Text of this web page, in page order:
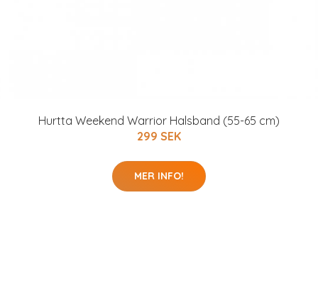
Hurtta Weekend Warrior Halsband (55-65 cm)
299 SEK
MER INFO!